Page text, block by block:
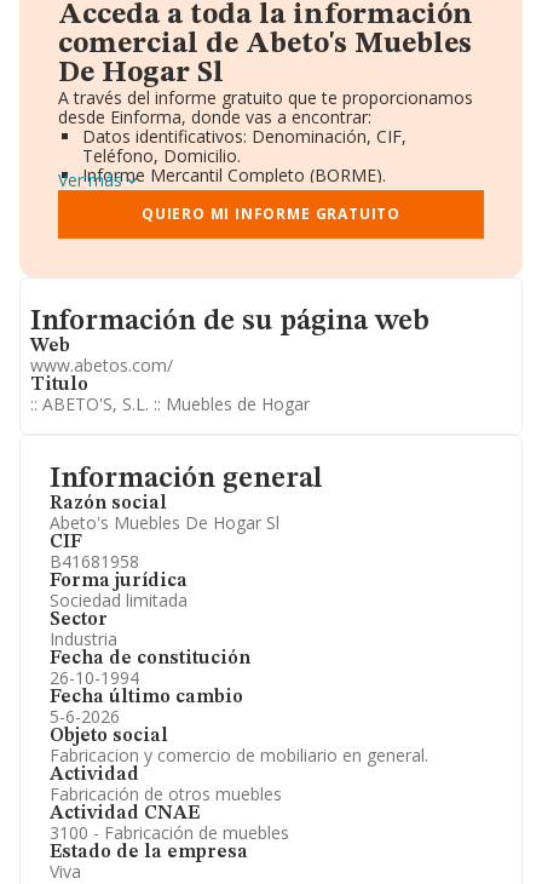
Información general
Razón social
Abeto's Muebles De Hogar Sl
CIF
B41681958
Forma jurídica
Sociedad limitada
Sector
Industria
Fecha de constitución
26-10-1994
Fecha último cambio
5-6-2026
Objeto social
Fabricacion y comercio de mobiliario en general.
Actividad
Fabricación de otros muebles
Actividad CNAE
3100 - Fabricación de muebles
Estado de la empresa
Viva
Acceda a toda la información
comercial de Abeto's Muebles
De Hogar Sl
A través del informe gratuito que te proporcionamos
desde Einforma, donde vas a encontrar:
Datos identificativos: Denominación, CIF,
Teléfono, Domicilio.
Informe Mercantil Completo (BORME).
Gráficos de Evolución Ventas y Empleados.
Consejo de Administración y Administradores.
Directivos y Ejecutivos.
Información oficial y registral complementaria.
Ver más
QUIERO MI INFORME GRATUITO
Informacion de su página web
Información de su página web
Web
www.abetos.com/
Titulo
:: ABETO'S, S.L. :: Muebles de Hogar